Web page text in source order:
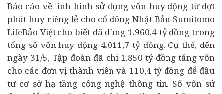
Báo cáo về tình hình sử dụng vốn huy động từ đợt
phát huy riêng lẻ cho cổ đông Nhật Bản Sumitomo
LifeBảo Việt cho biết đã dùng 1.960,4 tỷ đồng trong
tổng số vốn huy động 4.011,7 tỷ đồng. Cụ thể, đến
ngày 31/5, Tập đoàn đã chi 1.850 tỷ đồng tăng vốn
cho các đơn vị thành viên và 110,4 tỷ đồng để đầu
tư cơ sở hạ tầng công nghệ thông tin. Số vốn sử